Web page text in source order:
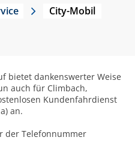
City-Mobil
bietet dankenswerter Weise
auch für Climbach,
Kundenfahrdienst
an.
der Telefonnummer